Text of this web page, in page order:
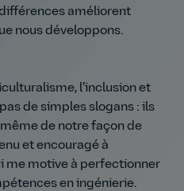
améliorent
nous développons.
l’inclusion et
de simples slogans : ils
de notre façon de
et encouragé à
me motive à perfectionner
en ingénierie.